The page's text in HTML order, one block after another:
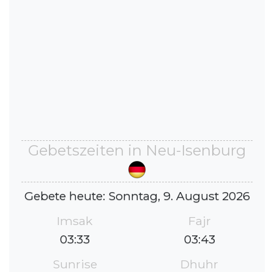
Gebetszeiten in Neu-Isenburg
Gebete heute: Sonntag, 9. August 2026
Imsak
03:33
Fajr
03:43
Sunrise
Dhuhr